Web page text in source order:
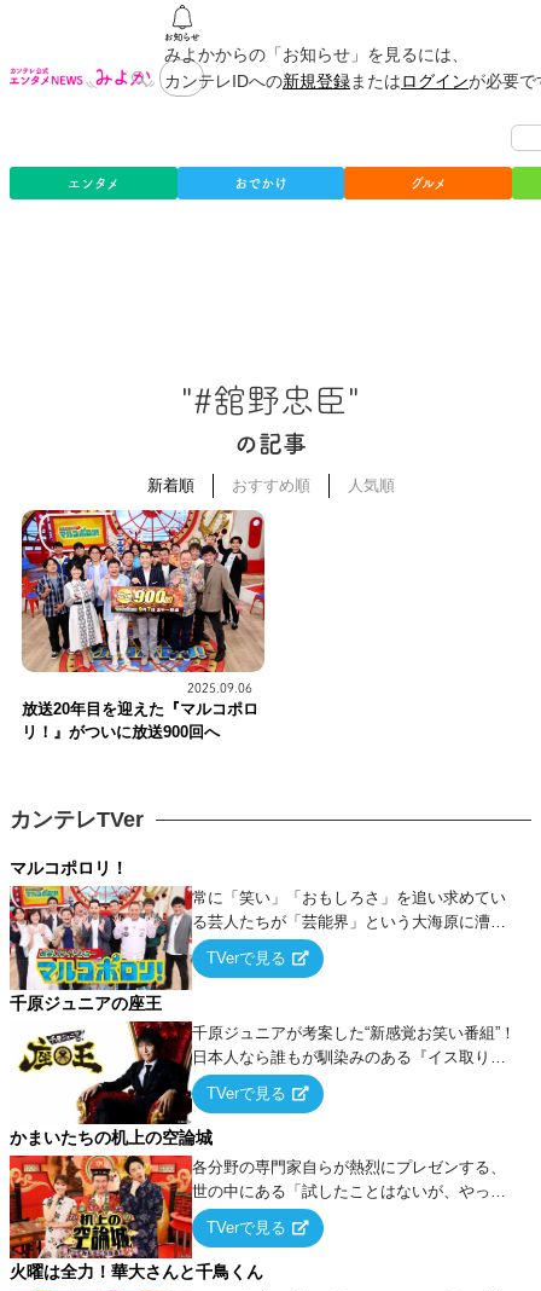
みよかからの「お知らせ」を見るには、
カンテレIDへの新規登録またはログインが必要
エンタメ おでかけ グルメ
"#舘野忠臣"
の記事
新着順 おすすめ順 人気順
2025.09.06
放送20年目を迎えた『マルコポロ
リ！』がついに放送900回へ
カンテレTVer
マルコポロリ！
常に「笑い」「おもしろさ」を追い求めてい
る芸人たちが「芸能界」という大海原に漕ぎ
出でて、新たなオモシロ人間を発掘する！
TVerで見る
千原ジュニアの座王
千原ジュニアが考案した“新感覚お笑い番組”！
日本人なら誰もが馴染みのある『イス取りゲ
ーム』をベースに、大喜利・ギャグ・モノボ
ケ・歌…など様々なお題で芸人がショートネ
タを競い合う！
TVerで見る
かまいたちの机上の空論城
各分野の専門家自らが熱烈にプレゼンする、
世の中にある「試したことはないが、やって
みたらこうなる！…ハズ」という“机上の空
論”に若手芸人らがカラダを張って挑む！
TVerで見る
火曜は全力！華大さんと千鳥くん